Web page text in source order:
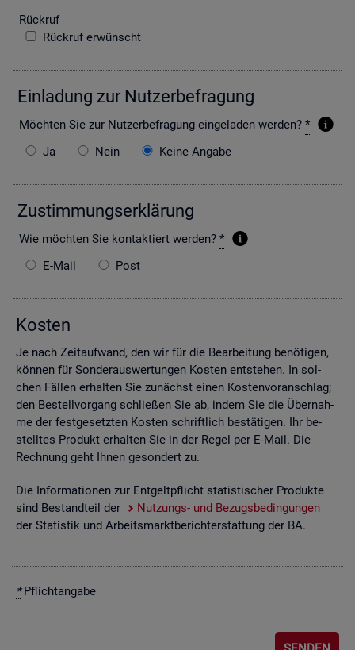
Rück­ruf
Rückruf erwünscht
Ein­la­dung zur Nut­zer­be­fra­gung
Möch­ten Sie zur Nut­zer­be­fra­gung ein­ge­la­den wer­den? *
Ja
Nein Keine Angabe
Zu­stim­mungs­er­klä­rung
Wie möch­ten Sie kon­tak­tiert wer­den? *
E-Mail
Post
Kos­ten
Je nach Zeit­auf­wand, den wir für die Be­ar­bei­tung be­nö­ti­gen,
kön­nen für Son­der­aus­wer­tun­gen Kos­ten ent­ste­hen. In sol­
chen Fäl­len er­hal­ten Sie zu­nächst einen Kos­ten­vor­anschlag;
den Be­stell­vor­gang schlie­ßen Sie ab, indem Sie die Über­nah­
me der fest­ge­setz­ten Kos­ten schrift­lich be­stä­ti­gen. Ihr be­
stell­tes Pro­dukt er­hal­ten Sie in der Regel per E-Mail. Die
Rech­nung geht Ihnen ge­son­dert zu.
Die In­for­ma­tio­nen zur Ent­gelt­pflicht sta­tis­ti­scher Pro­duk­te
sind Be­stand­teil der
Nut­zungs- und Be­zugs­be­din­gun­gen
der Sta­tis­tik und Ar­beits­markt­be­richt­erstat­tung der BA.
*Pflicht­an­ga­be